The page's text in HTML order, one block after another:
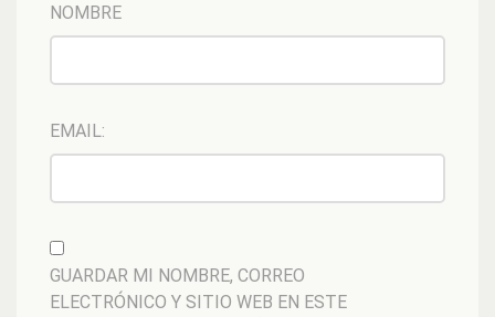
NOMBRE
EMAIL:
GUARDAR MI NOMBRE, CORREO
ELECTRÓNICO Y SITIO WEB EN ESTE